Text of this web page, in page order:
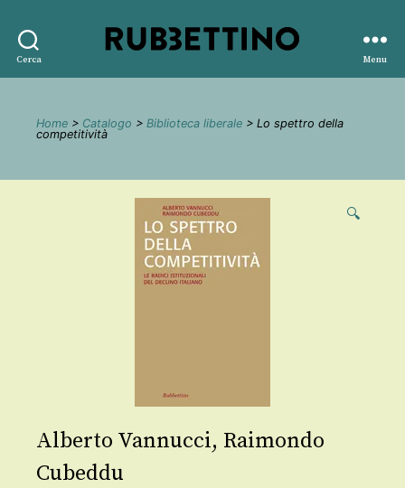
Cerca
editore
Menu
Home > Catalogo > Biblioteca liberale > Lo spettro della
competitività
🔍
Alberto Vannucci, Raimondo
Cubeddu